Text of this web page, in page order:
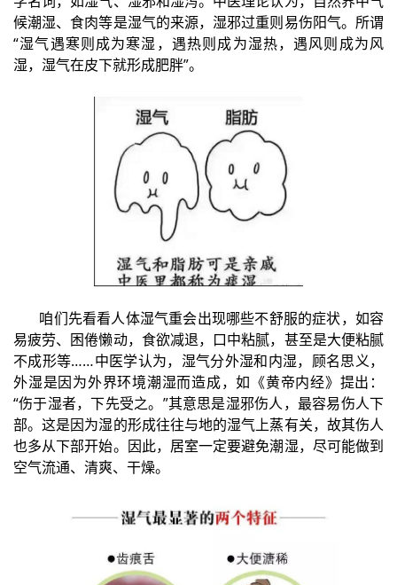
候潮湿、食肉等是湿气的来源，湿邪过重则易伤阳气。所谓
“湿气遇寒则成为寒湿，遇热则成为湿热，遇风则成为风
湿，湿气在皮下就形成肥胖”。
咱们先看看人体湿气重会出现哪些不舒服的症状，如容
易疲劳、困倦懒动，食欲减退，口中粘腻，甚至是大便粘腻
不成形等……中医学认为，湿气分外湿和内湿，顾名思义，
外湿是因为外界环境潮湿而造成，如《黄帝内经》提出：
“伤于湿者，下先受之。”其意思是湿邪伤人，最容易伤人下
部。这是因为湿的形成往往与地的湿气上蒸有关，故其伤人
也多从下部开始。因此，居室一定要避免潮湿，尽可能做到
空气流通、清爽、干燥。